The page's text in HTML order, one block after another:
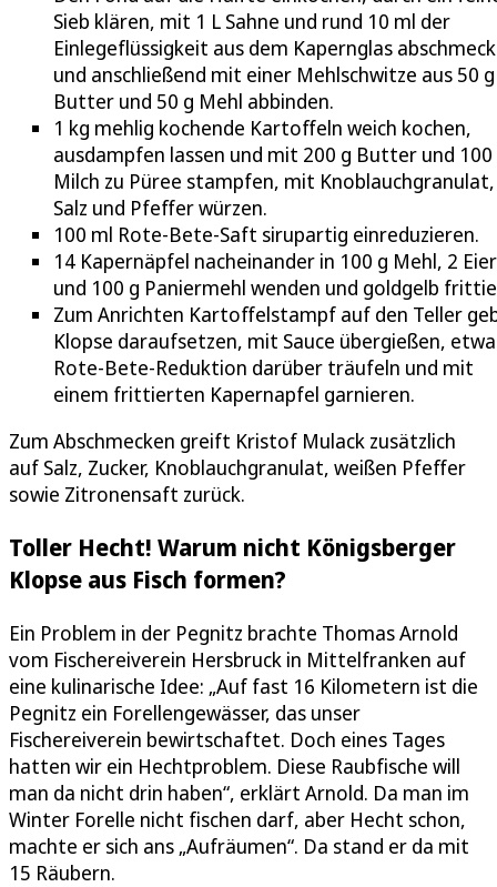
Sieb klären, mit 1 L Sahne und rund 10 ml der
Einlegeflüssigkeit aus dem Kapernglas
und anschließend mit einer Mehlschwitze aus 50 g
Butter und 50 g Mehl abbinden.
1 kg mehlig kochende Kartoffeln weich kochen,
ausdampfen lassen und mit 200 g Butter und
Milch zu Püree stampfen, mit Knoblauchgranulat,
Salz und Pfeffer würzen.
100 ml Rote-Bete-Saft sirupartig einreduzieren.
14 Kapernäpfel nacheinander in 100 g Mehl, 2
und 100 g Paniermehl wenden und goldgelb
Zum Anrichten Kartoffelstampf auf den Teller
Klopse daraufsetzen, mit Sauce übergießen,
Rote-Bete-Reduktion darüber träufeln und mit
einem frittierten Kapernapfel garnieren.
Zum Abschmecken greift Kristof Mulack zusätzlich
auf Salz, Zucker, Knoblauchgranulat, weißen Pfeffer
sowie Zitronensaft zurück.
Toller Hecht! Warum nicht Königsberger
Klopse aus Fisch formen?
Ein Problem in der Pegnitz brachte Thomas Arnold
vom Fischereiverein Hersbruck in Mittelfranken auf
eine kulinarische Idee: „Auf fast 16 Kilometern ist die
Pegnitz ein Forellengewässer, das unser
Fischereiverein bewirtschaftet. Doch eines Tages
hatten wir ein Hechtproblem. Diese Raubfische will
man da nicht drin haben“, erklärt Arnold. Da man im
Winter Forelle nicht fischen darf, aber Hecht schon,
machte er sich ans „Aufräumen“. Da stand er da mit
15 Räubern.